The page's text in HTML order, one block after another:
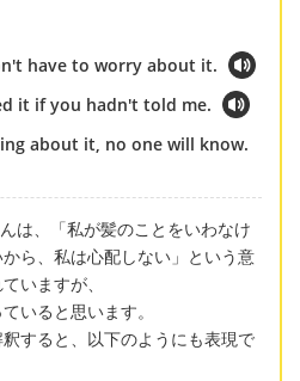
have to worry about it.
it if you hadn't told me.
about it, no one will know.
は、「私が髪のことをいわなけ
ら、私は心配しない」という意
いますが、
いると思います。
すると、以下のようにも表現で